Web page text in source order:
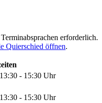
erforderlich.
Quierschied öffnen.
- 15:30 Uhr
- 15:30 Uhr